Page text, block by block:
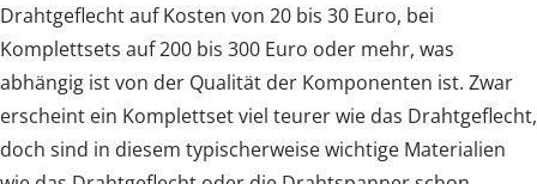
Drahtgeflecht auf Kosten von 20 bis 30 Euro, bei
Komplettsets auf 200 bis 300 Euro oder mehr, was
abhängig ist von der Qualität der Komponenten ist. Zwar
erscheint ein Komplettset viel teurer wie das Drahtgeflecht,
doch sind in diesem typischerweise wichtige Materialien